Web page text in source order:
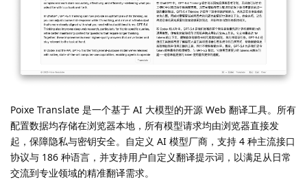
Poixe Translate 是一个基于 AI 大模型的开源 Web 翻译工具。所有
配置数据均存储在浏览器本地，所有模型请求均由浏览器直接发
起，保障隐私与密钥安全。自定义 AI 模型厂商，支持 4 种主流接口
协议与 186 种语言，并支持用户自定义翻译提示词，以满足从日常
交流到专业领域的精准翻译需求。